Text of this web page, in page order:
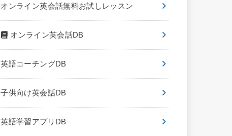
オンライン英会話無料お試しレッスン
オンライン英会話DB
英語コーチングDB
子供向け英会話DB
英語学習アプリDB